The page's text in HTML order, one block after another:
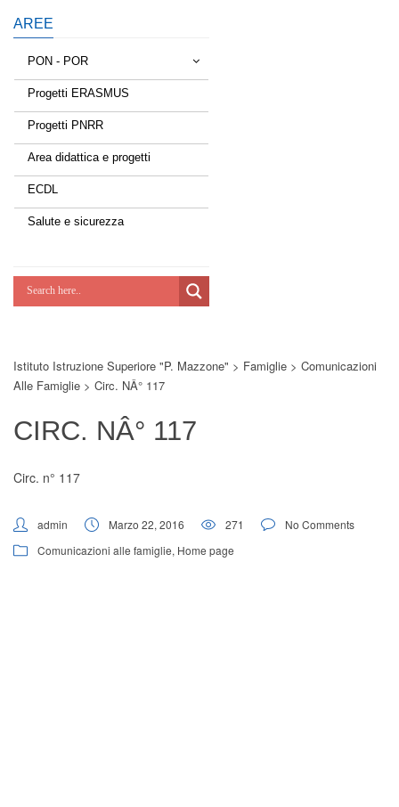
AREE
PON - POR
Tessere la rete
Estate a scuola
Scuola d'estate
Lab Green
Potenziamoci
Progetti ERASMUS
Progetti PNRR
Area didattica e progetti
ECDL
Salute e sicurezza
Istituto Istruzione Superiore "P. Mazzone" > Famiglie > Comunicazioni
Alle Famiglie > Circ. NÂ° 117
CIRC. NÂ° 117
Circ. n° 117
admin Marzo 22, 2016 271
No Comments
Comunicazioni alle famiglie, Home page